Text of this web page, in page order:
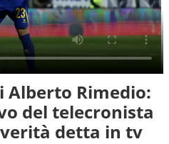
Alberto Rimedio:
del telecronista
detta in tv